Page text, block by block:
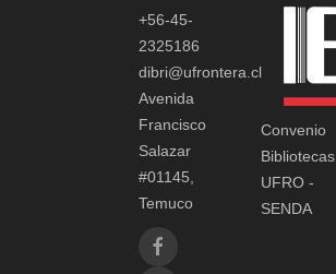
+56-45-
2325186
dibri@ufrontera.cl
Avenida
Francisco
Salazar
#01145,
Temuco
Convenio
Bibliotecas
UFRO -
SENDA